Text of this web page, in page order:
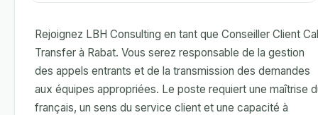
Rejoignez LBH Consulting en tant que Conseiller Client
Transfer à Rabat. Vous serez responsable de la gestion
des appels entrants et de la transmission des demandes
aux équipes appropriées. Le poste requiert une maîtrise
français, un sens du service client et une capacité à